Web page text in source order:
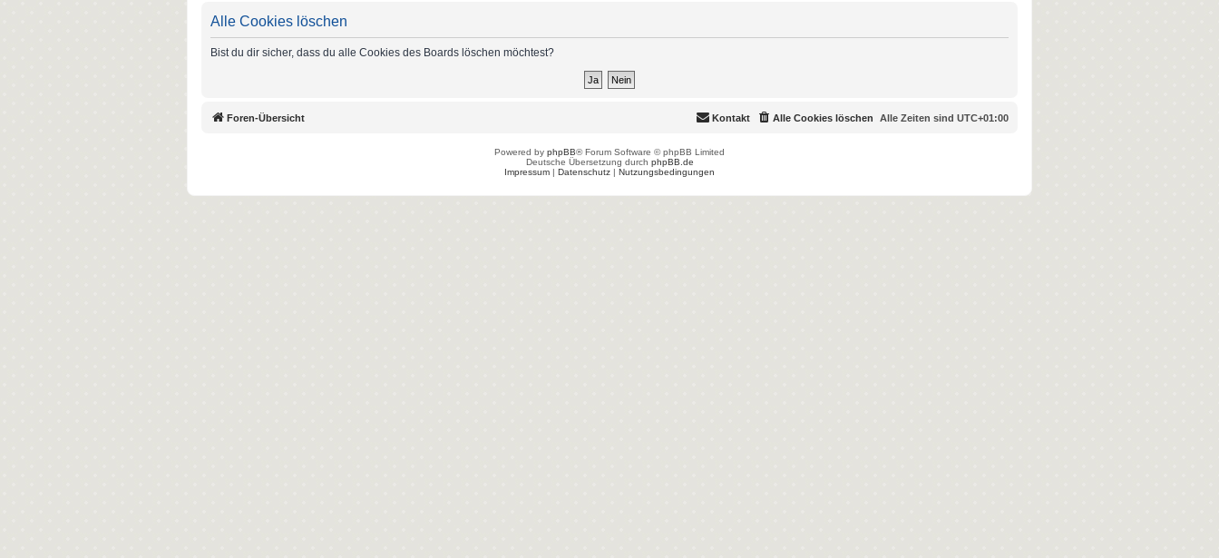
Alle Cookies löschen
Bist du dir sicher, dass du alle Cookies des Boards löschen möchtest?
Foren-Übersicht Alle Zeiten sind UTC+01:00
Alle Cookies löschen
Kontakt
Powered by phpBB® Forum Software © phpBB Limited
Deutsche Übersetzung durch phpBB.de
Impressum | Datenschutz | Nutzungsbedingungen